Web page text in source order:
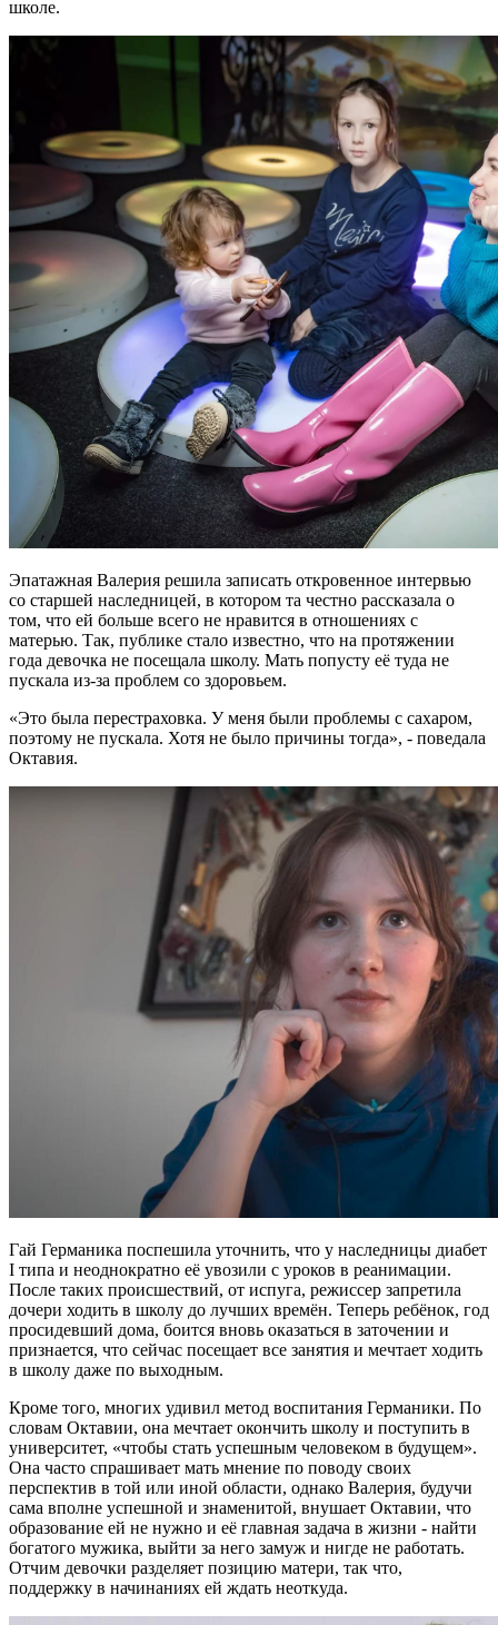
школе.
Эпатажная Валерия решила записать откровенное интервью
со старшей наследницей, в котором та честно рассказала о
том, что ей больше всего не нравится в отношениях с
матерью. Так, публике стало известно, что на протяжении
года девочка не посещала школу. Мать попусту её туда не
пускала из-за проблем со здоровьем.
«Это была перестраховка. У меня были проблемы с сахаром,
поэтому не пускала. Хотя не было причины тогда», - поведала
Октавия.
Гай Германика поспешила уточнить, что у наследницы диабет
I типа и неоднократно её увозили с уроков в реанимации.
После таких происшествий, от испуга, режиссер запретила
дочери ходить в школу до лучших времён. Теперь ребёнок, год
просидевший дома, боится вновь оказаться в заточении и
признается, что сейчас посещает все занятия и мечтает ходить
в школу даже по выходным.
Кроме того, многих удивил метод воспитания Германики. По
словам Октавии, она мечтает окончить школу и поступить в
университет, «чтобы стать успешным человеком в будущем».
Она часто спрашивает мать мнение по поводу своих
перспектив в той или иной области, однако Валерия, будучи
сама вполне успешной и знаменитой, внушает Октавии, что
образование ей не нужно и её главная задача в жизни - найти
богатого мужика, выйти за него замуж и нигде не работать.
Отчим девочки разделяет позицию матери, так что,
поддержку в начинаниях ей ждать неоткуда.